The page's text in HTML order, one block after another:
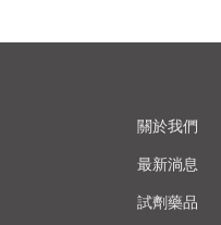
關於我們
最新淌息
試劑藥品